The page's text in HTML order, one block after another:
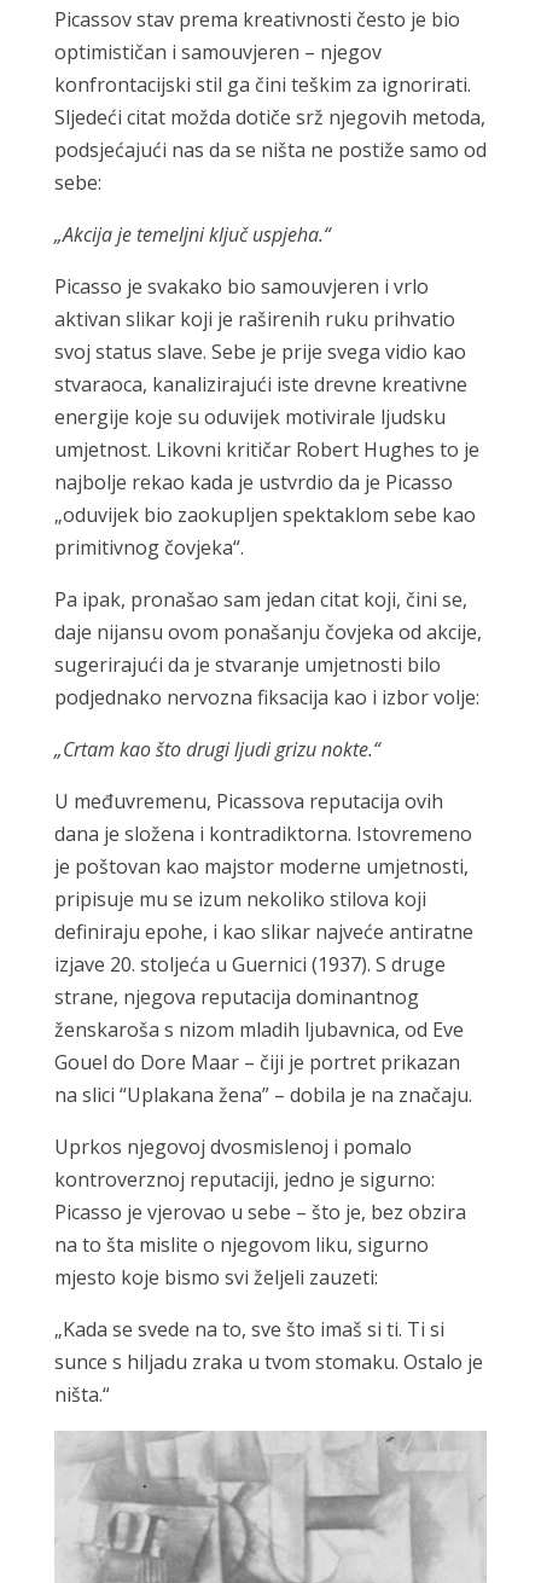
Picassov stav prema kreativnosti često je bio
optimističan i samouvjeren – njegov
konfrontacijski stil ga čini teškim za ignorirati.
Sljedeći citat možda dotiče srž njegovih metoda,
podsjećajući nas da se ništa ne postiže samo od
sebe:
„Akcija je temeljni ključ uspjeha.“
Picasso je svakako bio samouvjeren i vrlo
aktivan slikar koji je raširenih ruku prihvatio
svoj status slave. Sebe je prije svega vidio kao
stvaraoca, kanalizirajući iste drevne kreativne
energije koje su oduvijek motivirale ljudsku
umjetnost. Likovni kritičar Robert Hughes to je
najbolje rekao kada je ustvrdio da je Picasso
„oduvijek bio zaokupljen spektaklom sebe kao
primitivnog čovjeka“.
Pa ipak, pronašao sam jedan citat koji, čini se,
daje nijansu ovom ponašanju čovjeka od akcije,
sugerirajući da je stvaranje umjetnosti bilo
podjednako nervozna fiksacija kao i izbor volje:
„Crtam kao što drugi ljudi grizu nokte.“
U međuvremenu, Picassova reputacija ovih
dana je složena i kontradiktorna. Istovremeno
je poštovan kao majstor moderne umjetnosti,
pripisuje mu se izum nekoliko stilova koji
definiraju epohe, i kao slikar najveće antiratne
izjave 20. stoljeća u Guernici (1937). S druge
strane, njegova reputacija dominantnog
ženskaroša s nizom mladih ljubavnica, od Eve
Gouel do Dore Maar – čiji je portret prikazan
na slici “Uplakana žena” – dobila je na značaju.
Uprkos njegovoj dvosmislenoj i pomalo
kontroverznoj reputaciji, jedno je sigurno:
Picasso je vjerovao u sebe – što je, bez obzira
na to šta mislite o njegovom liku, sigurno
mjesto koje bismo svi željeli zauzeti:
„Kada se svede na to, sve što imaš si ti. Ti si
sunce s hiljadu zraka u tvom stomaku. Ostalo je
ništa.“